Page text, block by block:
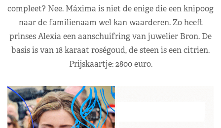
compleet? Nee. Máxima is niet de enige die een knipoog
naar de familienaam wel kan waarderen. Zo heeft
prinses Alexia een aanschuifring van juwelier Bron. De
basis is van 18 karaat roségoud, de steen is een citrien.
Prijskaartje: 2800 euro.